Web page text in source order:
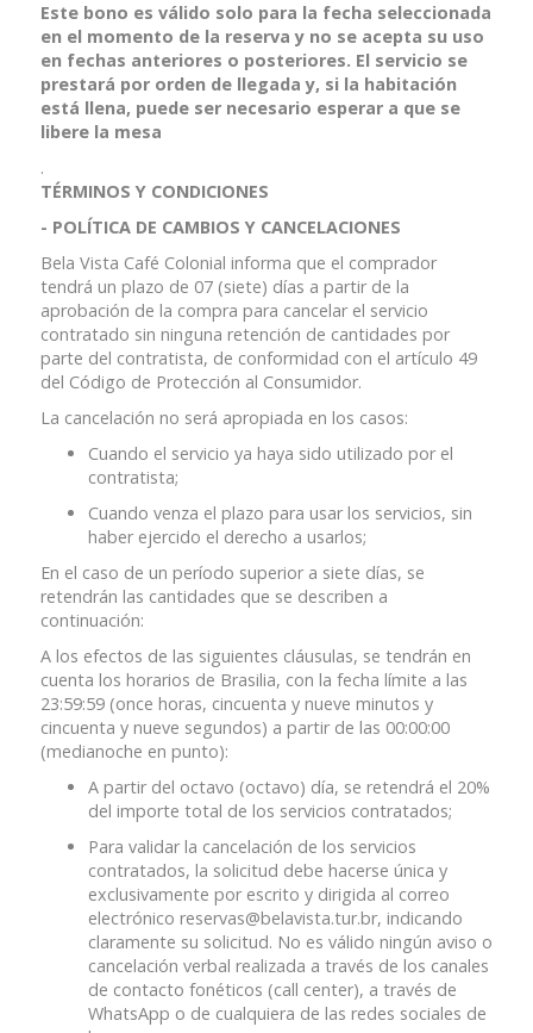
Este bono es válido solo para la fecha seleccionada
en el momento de la reserva y no se acepta su uso
en fechas anteriores o posteriores. El servicio se
prestará por orden de llegada y, si la habitación
está llena, puede ser necesario esperar a que se
libere la mesa
.
TÉRMINOS Y CONDICIONES
- POLÍTICA DE CAMBIOS YCANCELACIONES
Bela Vista Café Colonial informa que el comprador
tendrá un plazo de 07 (siete) días a partir de la
aprobación de la compra para cancelar el servicio
contratado sin ninguna retención de cantidades por
parte del contratista, de conformidad con el artículo 49
del Código de Protección al Consumidor.
La cancelación no será apropiada en los casos:
Cuando el servicio ya haya sido utilizado por el
contratista;
Cuando venza el plazo para usar los servicios, sin
haber ejercido el derecho a usarlos;
En el caso de un período superior a siete días, se
retendrán las cantidades que se describen a
continuación:
A los efectos de las siguientes cláusulas, se tendrán en
cuenta los horarios de Brasilia, con la fecha límite a las
23:59:59 (once horas, cincuenta y nueve minutos y
cincuenta y nueve segundos) a partir de las 00:00:00
(medianoche en punto):
A partir del octavo (octavo) día, se retendrá el 20%
del importe total de los servicios contratados;
Para validar la cancelación de los servicios
contratados, la solicitud debe hacerse única y
exclusivamente por escrito y dirigida al correo
electrónico reservas@belavista.tur.br, indicando
claramente su solicitud. No es válido ningún aviso o
cancelación verbal realizada a través de los canales
de contacto fonéticos (call center), a través de
WhatsApp o de cualquiera de las redes sociales de